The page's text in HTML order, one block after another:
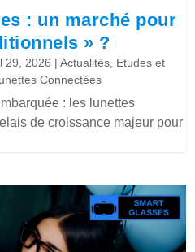
: un marché pour
» ?
29, 2026 |Actualités, Etudes et
Connectées
: les lunettes
de croissance majeur pour